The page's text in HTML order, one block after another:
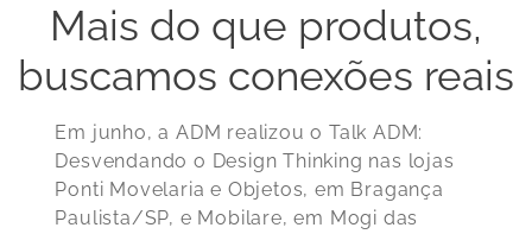
Mais do que produtos,
buscamos conexões reais
Em junho, a ADM realizou o Talk ADM:
Desvendando o Design Thinking nas lojas
Ponti Movelaria e Objetos, em Bragança
Paulista/SP, e Mobilare, em Mogi das